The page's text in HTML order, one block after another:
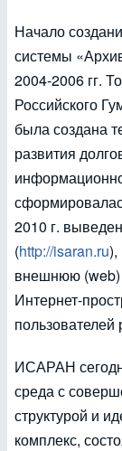
Начало
системы
2004-2006 гг.
Российского
была создана
развития
2010 г.
(http://isaran.ru),
внешнюю (web)
Интернет-
пользователей
ИСАРАН
среда с
структурой и
комплекс,